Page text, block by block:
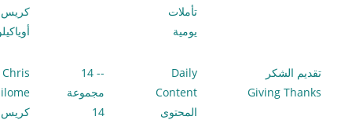
تأملات
يومية
كريس
تقديم الشكر
Giving Thanks
Daily
Content
المحتوى
-- 14
مجموعة
14
Chris
كريس